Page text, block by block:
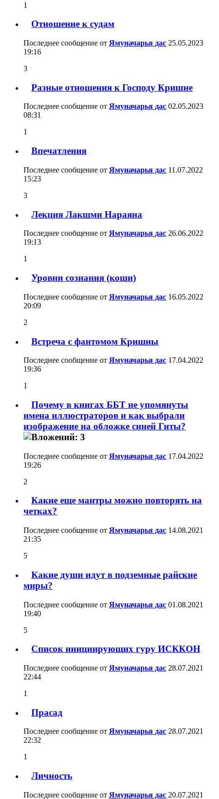
1
Отношение к судам
Последнее сообщение от Ямуначарья дас 25.05.2023
19:16
3
Разные отношения к Господу Кришне
Последнее сообщение от Ямуначарья дас 02.05.2023
08:31
1
Впечатления
Последнее сообщение от Ямуначарья дас 11.07.2022
15:23
3
Лекция Лакшми Нараяна
Последнее сообщение от Ямуначарья дас 26.06.2022
19:13
1
Уровни сознания (коши)
Последнее сообщение от Ямуначарья дас 16.05.2022
20:09
2
Встреча с фантомом Кришны
Последнее сообщение от Ямуначарья дас 17.04.2022
19:36
1
Почему в книгах ББТ не упомянуты
имена иллюстраторов и как выбрали
изображение на обложке синей Гиты?
Последнее сообщение от Ямуначарья дас 17.04.2022
19:26
2
Какие еще мантры можно повторять на
четках?
Последнее сообщение от Ямуначарья дас 14.08.2021
21:35
5
Какие души идут в подземные райские
миры?
Последнее сообщение от Ямуначарья дас 01.08.2021
19:40
5
Список инициирующих гуру ИСККОН
Последнее сообщение от Ямуначарья дас 28.07.2021
22:44
1
Прасад
Последнее сообщение от Ямуначарья дас 28.07.2021
22:32
1
Личность
Последнее сообщение от Ямуначарья дас 20.07.2021